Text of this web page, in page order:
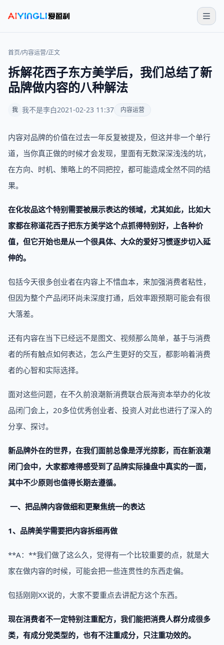
首页/内容运营/正文
拆解花西子东方美学后，我们总结了新
品牌做内容的八种解法
我 我不是李白2021-02-23 11:37 内容运营
内容对品牌的价值在过去一年反复被提及，但这并非一个单行
道，当你真正做的时候才会发现，里面有无数深深浅浅的坑，
在方向、时机、策略上的不同把控，都可能造成全然不同的结
果。
在化妆品这个特别需要被展示表达的领域，尤其如此，比如大
家都在称道花西子把东方美学这个点抓得特别好，上各种价
值，但它开始也是从一个很具体、大众的爱好习惯逐步切入延
伸的。
包括今天很多创业者在内容上不惜血本，来加强消费者粘性，
但因为整个产品闭环尚未深度打通，后效率跟预期可能会有很
大落差。
还有内容在当下已经远不是图文、视频那么简单，基于与消费
者的所有触点如何表达，怎么产生更好的交互，都影响着消费
者的心智和实际选择。
面对这些问题，在不久前浪潮新消费联合辰海资本举办的化妆
品闭门会上，20多位优秀创业者、投资人对此也进行了深入的
分享、探讨。
新品牌外在的世界，在我们面前总像是浮光掠影，而在新浪潮
闭门会中，大家都难得感受到了品牌实际操盘中真实的一面，
其中不少原则也值得长期去遵循。
一、把品牌内容做细和更聚焦统一的表达
1、品牌美学需要把内容拆细再做
**A：**我们做了这么久，觉得有一个比较重要的点，就是大
家在做内容的时候，可能会把一些连贯性的东西走偏。
包括刚刚XX说的，大家不要重点去讲配方这个东西。
现在消费者不一定特别注重配方，我们能把消费人群分成很多
类，有成分党类型的，也有不注重成分，只注重功效的。